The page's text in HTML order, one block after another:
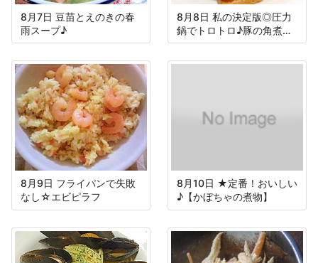
8月7日 豆苗とえのきの春
雨スープ♪
8月8日 私の決定版◎圧力
鍋でトロトロ♪豚の角煮＆
大根
8月9日 フライパンで失敗
なし☆エビピラフ
8月10日 ★定番！おいしい
♪【かぼちゃの煮物】